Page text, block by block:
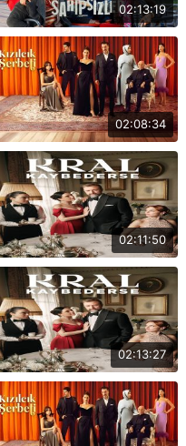
02:13:19
02:08:34
02:11:50
02:13:27